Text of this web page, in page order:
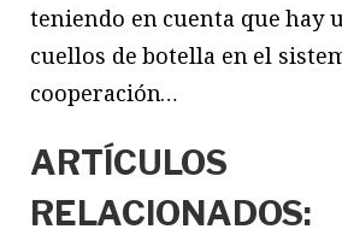
teniendo en cuenta que hay
cuellos de botella en el
cooperación…
ARTÍCULOS
RELACIONADOS: